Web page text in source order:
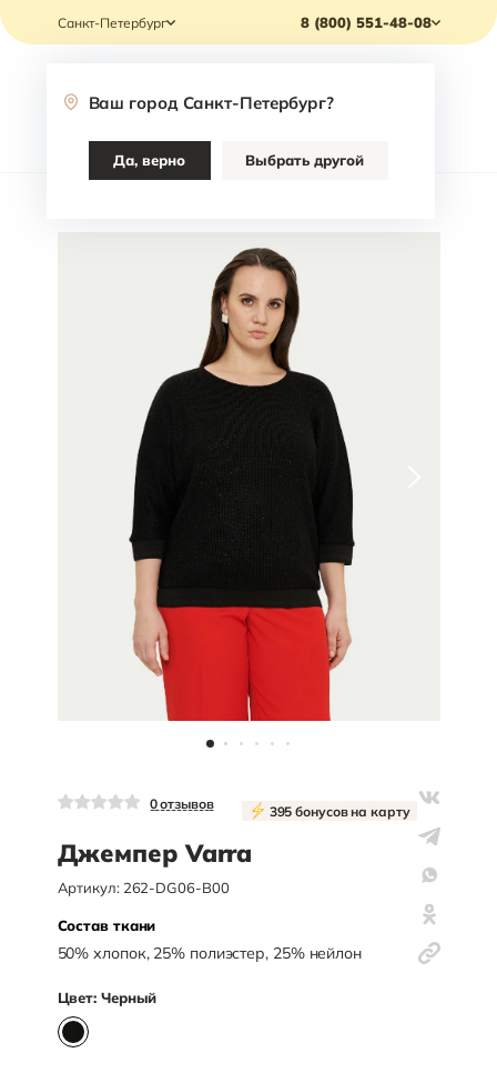
Санкт-Петербург
Ваш город Санкт-Петербург?
Да, верно Выбрать другой
8 (800) 551-48-08
Каталог
0отзывов 395 бонусов на карту
Джемпер Varra
Артикул: 262-DG06-B00
Состав ткани
50%хлопок, 25% полиэстер, 25% нейлон
Цвет: Черный